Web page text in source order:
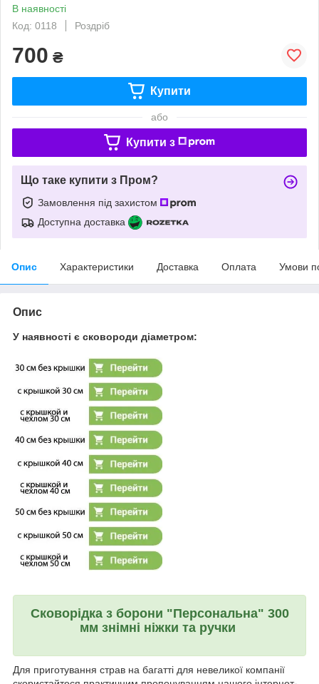
В наявності
Код: 0118
Роздріб
700 ₴
Купити
або
Купити з
Що таке купити з Пром?
Замовлення під захистом
Доступна доставка
Опис Характеристики Доставка Оплата Умови
Опис
У наявності є сковороди діаметром:
Сковорідка з борони "Персональна" 300
мм знімні ніжки та ручки
Для приготування страв на багатті для невеликої компанії